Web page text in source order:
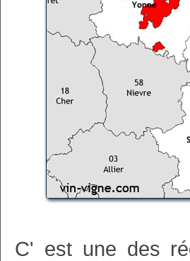
C' est une des